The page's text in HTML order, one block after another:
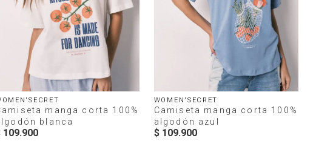
manga corta 100%
blanca
109.900
WOMEN'SECRET
Camiseta manga corta 100%
algodón azul
$ 109.900